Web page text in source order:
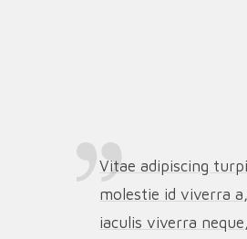
Vitae adipiscing
molestie id viverra
iaculis viverra